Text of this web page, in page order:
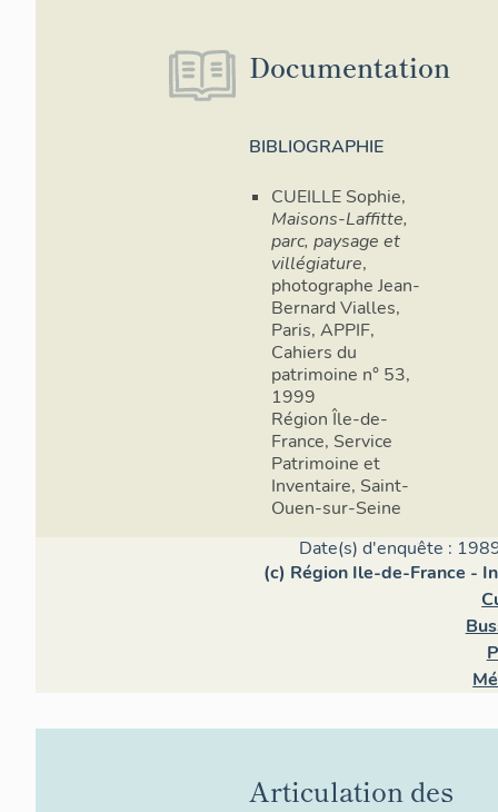
Documentation
BIBLIOGRAPHIE
CUEILLE Sophie,
Maisons-Laffitte,
parc, paysage et
villégiature,
photographe Jean-
Bernard Vialles,
Paris, APPIF,
Cahiers du
patrimoine n° 53,
1999
Région Île-de-
France, Service
Patrimoine et
Inventaire, Saint-
Ouen-sur-Seine
Date(s) d'enquête :
(c) Région Ile-de-France -
Articulation des